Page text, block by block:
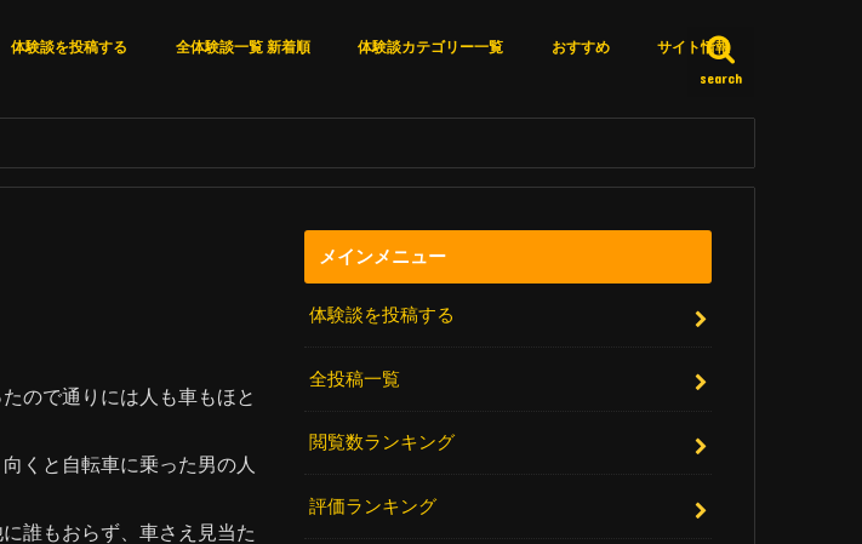
search
体験談を投稿する 全体験談一覧 新着順 体験談カテゴリー一覧 おすすめ サイト情報
ので通りには人も車もほと
くと自転車に乗った男の人
誰もおらず、車さえ見当た
メインメニュー
体験談を投稿する
全投稿一覧
閲覧数ランキング
評価ランキング